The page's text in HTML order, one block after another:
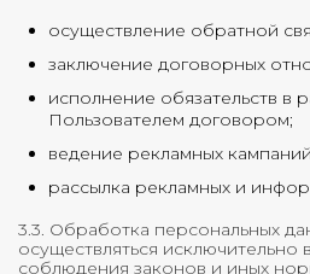
осуществление обратной
заключение договорных
исполнение обязательств в
Пользователем договором;
ведение рекламных
рассылка рекламных и
3.3. Обработка персональных
осуществляться исключительно
соблюдения законов и иных